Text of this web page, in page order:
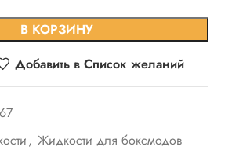
В КОРЗИНУ
Добавить в Список желаний
, Жидкости для боксмодов